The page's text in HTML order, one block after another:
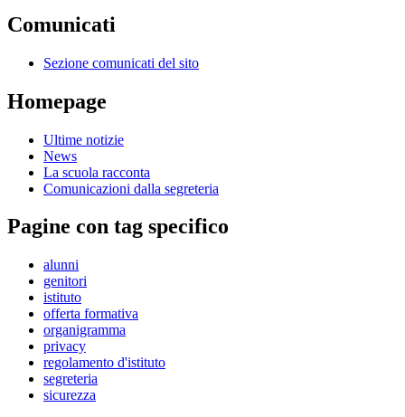
Comunicati
Sezione comunicati del sito
Homepage
Ultime notizie
News
La scuola racconta
Comunicazioni dalla segreteria
Pagine con tag specifico
alunni
genitori
istituto
offerta formativa
organigramma
privacy
regolamento d'istituto
segreteria
sicurezza